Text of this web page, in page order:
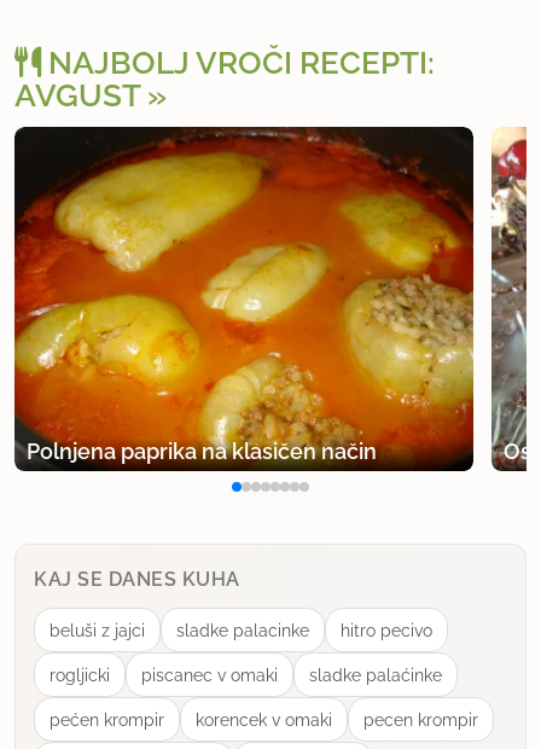
NAJBOLJ VROČI RECEPTI:
AVGUST
Polnjena paprika na klasičen način
KAJ SE DANES KUHA
beluši z jajci sladke palacinke hitro pecivo
rogljicki piscanec v omaki sladke palaćinke
pećen krompir korencek v omaki pecen krompir